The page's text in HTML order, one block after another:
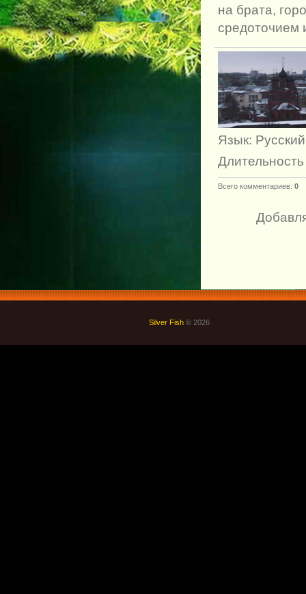
на брата,
средоточием
Язык: Русский
Всего комментариев: 0
Silver Fish © 2026